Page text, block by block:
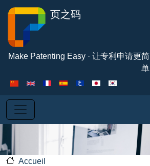
页之码
Make Patenting Easy · 让专利申请更简
单
Accueil